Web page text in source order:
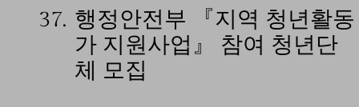
37. 행정안전부 『지역 청년활동
가 지원사업』 참여 청년단
체 모집